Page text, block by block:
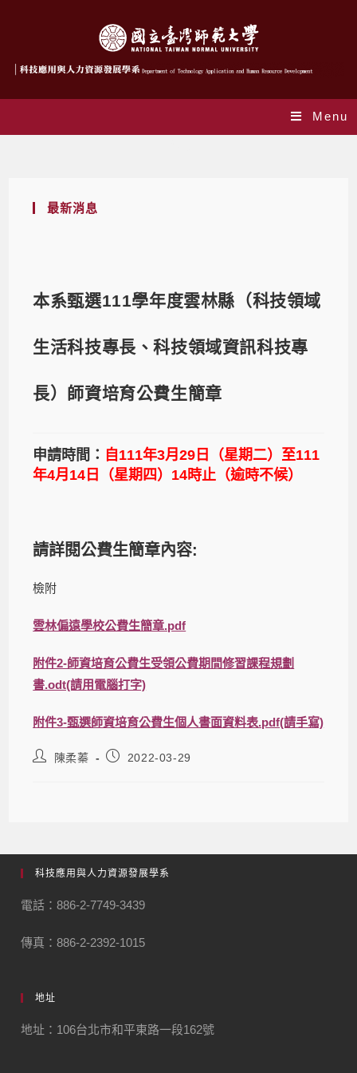
Menu
最新消息
本系甄選111學年度雲林縣（科技領域
生活科技專長、科技領域資訊科技專
長）師資培育公費生簡章
申請時間： 自 111年3月29 日（星期二）至111
年4月14 日（星期四）14時止（逾時不候）
請詳閱公費生簡章內容:
檢附
雲林偏遠學校公費生簡章.pdf
附件2-師資培育公費生受領公費期間修習課程規劃
書.odt(請用電腦打字)
附件3-甄選師資培育公費生個人書面資料表.pdf(請手寫)
陳柔蓁 2022-03-29
科技應用與人力資源發展學系
電話：886-2-7749-3439
傳真：886-2-2392-1015
地址
地址：106台北市和平東路一段162號